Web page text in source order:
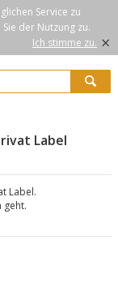
Service zu
der Nutzung zu.
Ich stimme zu. ×
Label
Label.
geht.